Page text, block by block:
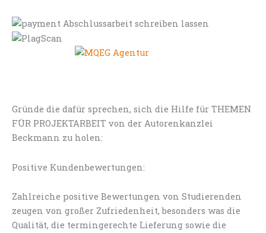
Gründe die dafür sprechen, sich die Hilfe für THEMEN
FÜR PROJEKTARBEIT von der Autorenkanzlei
Beckmann zu holen:
Positive Kundenbewertungen:
Zahlreiche positive Bewertungen von Studierenden
zeugen von großer Zufriedenheit, besonders was die
Qualität, die termingerechte Lieferung sowie die